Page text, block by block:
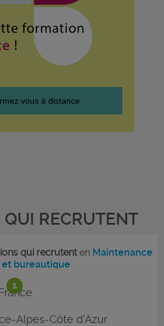
vous à distance
QUI RECRUTENT
1
qui recrutenten Maintenance
bureautique
Alpes-Côte d'Azur